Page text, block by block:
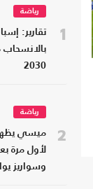
1
رياضة
تقارير:
بالانسحاب
2030
2
رياضة
ميسي
لأول مرة
وسواريز